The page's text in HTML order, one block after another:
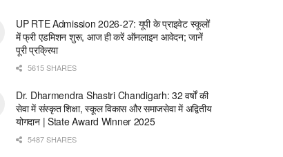
UP RTE Admission 2026-27: यूपी के प्राइवेट स्कूलों
में फ्री एडमिशन शुरू, आज ही करें ऑनलाइन आवेदन; जानें
पूरी प्रक्रिया
5615 SHARES
Dr. Dharmendra Shastri Chandigarh: 32 वर्षों की
सेवा में संस्कृत शिक्षा, स्कूल विकास और समाजसेवा में अद्वितीय
योगदान | State Award Winner 2025
5487 SHARES